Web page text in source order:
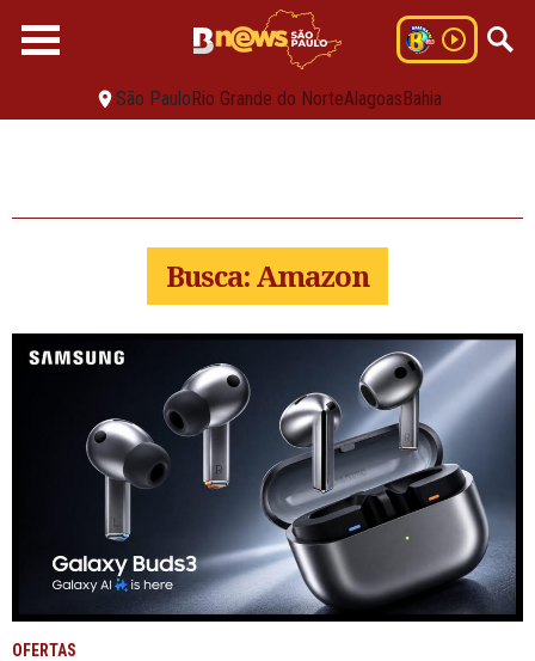
São PauloRio Grande do NorteAlagoasBahia
Busca: Amazon
OFERTAS